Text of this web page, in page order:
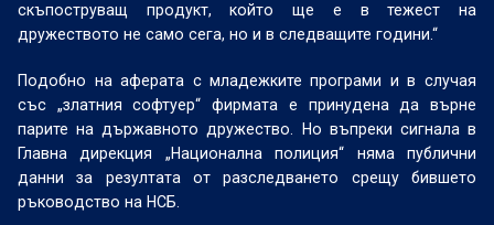
скъпоструващ продукт, който ще е в тежест на
дружеството не само сега, но и в следващите години.“
Подобно на аферата с младежките програми и в случая
със „златния софтуер“ фирмата е принудена да върне
парите на държавното дружество. Но въпреки сигнала в
Главна дирекция „Национална полиция“ няма публични
данни за резултата от разследването срещу бившето
ръководство на НСБ.